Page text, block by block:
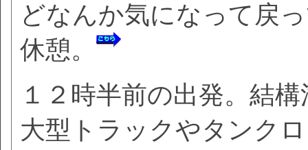
どなんか気になって戻
休憩。
１２時半前の出発。結
大型トラックやタンク